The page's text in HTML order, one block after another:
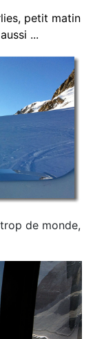
petit matin
...
de monde,